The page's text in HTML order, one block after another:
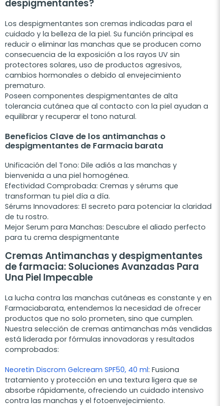
despigmentantes?
Los despigmentantes son cremas indicadas para el
cuidado y la belleza de la piel. Su función principal es
reducir o eliminar las manchas que se producen como
consecuencia de la exposición a los rayos UV sin
protectores solares, uso de productos agresivos,
cambios hormonales o debido al envejecimiento
prematuro.
Poseen componentes despigmentantes de alta
tolerancia cutánea que al contacto con la piel ayudan a
equilibrar y recuperar el tono natural.
Beneficios Clave de los antimanchas o
despigmentantes de Farmacia barata
Unificación del Tono: Dile adiós a las manchas y
bienvenida a una piel homogénea.
Efectividad Comprobada: Cremas y sérums que
transforman tu piel día a día.
Sérums Innovadores: El secreto para potenciar la claridad
de tu rostro.
Mejor Serum para Manchas: Descubre el aliado perfecto
para tu crema despigmentante
Cremas Antimanchas y despigmentantes
de farmacia: Soluciones Avanzadas Para
Una Piel Impecable
La lucha contra las manchas cutáneas es constante y en
Farmaciabarata, entendemos la necesidad de ofrecer
productos que no solo prometen, sino que cumplen.
Nuestra selección de cremas antimanchas más vendidas
está liderada por fórmulas innovadoras y resultados
comprobados:
Neoretin Discrom Gelcream SPF50, 40 ml: Fusiona
tratamiento y protección en una textura ligera que se
absorbe rápidamente, ofreciendo un cuidado intensivo
contra las manchas y el fotoenvejecimiento.